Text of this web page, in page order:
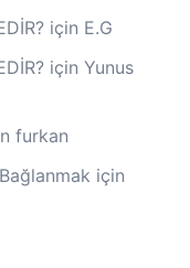
için E.G
için Yunus
furkan
için